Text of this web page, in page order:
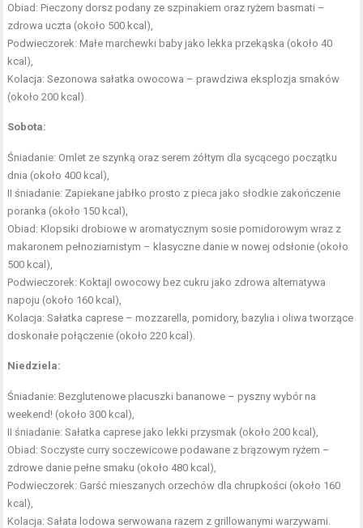
Obiad: Pieczony dorsz podany ze szpinakiem oraz ryżem basmati –
zdrowa uczta (około 500 kcal),
Podwieczorek: Małe marchewki baby jako lekka przekąska (około 40
kcal),
Kolacja: Sezonowa sałatka owocowa – prawdziwa eksplozja smaków
(około 200 kcal).
Sobota:
Śniadanie: Omlet ze szynką oraz serem żółtym dla sycącego początku
dnia (około 400 kcal),
II śniadanie: Zapiekane jabłko prosto z pieca jako słodkie zakończenie
poranka (około 150 kcal),
Obiad: Klopsiki drobiowe w aromatycznym sosie pomidorowym wraz z
makaronem pełnoziarnistym – klasyczne danie w nowej odsłonie (około
500 kcal),
Podwieczorek: Koktajl owocowy bez cukru jako zdrowa alternatywa
napoju (około 160 kcal),
Kolacja: Sałatka caprese – mozzarella, pomidory, bazylia i oliwa tworzące
doskonałe połączenie (około 220 kcal).
Niedziela:
Śniadanie: Bezglutenowe placuszki bananowe – pyszny wybór na
weekend! (około 300 kcal),
II śniadanie: Sałatka caprese jako lekki przysmak (około 200 kcal),
Obiad: Soczyste curry soczewicowe podawane z brązowym ryżem –
zdrowe danie pełne smaku (około 480 kcal),
Podwieczorek: Garść mieszanych orzechów dla chrupkości (około 160
kcal),
Kolacja: Sałata lodowa serwowana razem z grillowanymi warzywami.